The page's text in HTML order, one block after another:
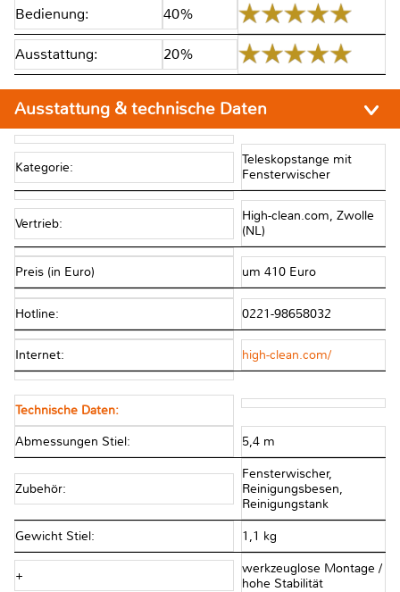
Bedienung: 40%
Ausstattung: 20%
Ausstattung & technische Daten
Kategorie:
Teleskopstange mit
Fensterwischer
Vertrieb:
High-clean.com, Zwolle
(NL)
Preis (in Euro) um 410 Euro
Hotline: 0221-98658032
Internet: high-clean.com/
Technische Daten:
Abmessungen Stiel: 5,4 m
Zubehör:
Fensterwischer,
Reinigungsbesen,
Reinigungstank
Gewicht Stiel: 1,1 kg
+
werkzeuglose Montage /
hohe Stabilität